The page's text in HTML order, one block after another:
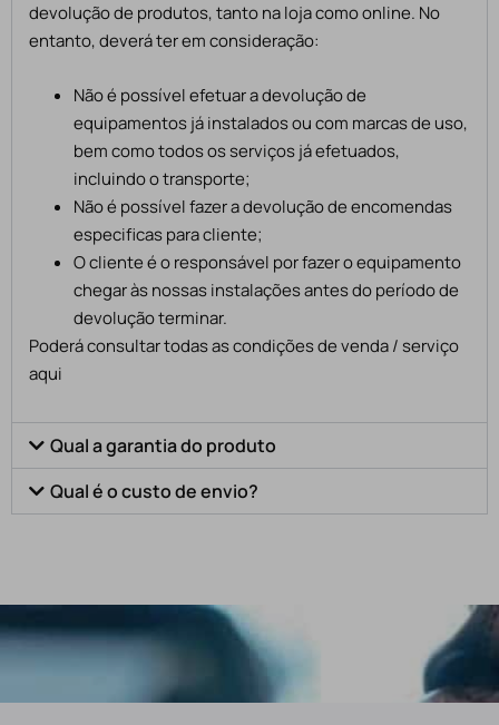
devolução de produtos, tanto na loja como online. No
entanto, deverá ter em consideração:
Não é possível efetuar a devolução de
equipamentos já instalados ou com marcas de uso,
bem como todos os serviços já efetuados,
incluindo o transporte;
Não é possível fazer a devolução de encomendas
especificas para cliente;
O cliente é o responsável por fazer o equipamento
chegar às nossas instalações antes do período de
devolução terminar.
Poderá consultar todas as condições de venda / serviço
aqui
Qual a garantia do produto
Qual é o custo de envio?